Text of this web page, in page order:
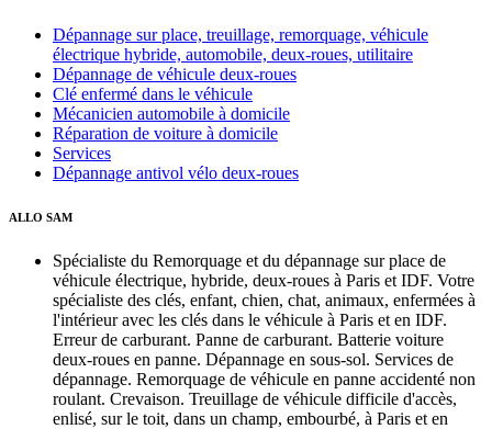
Dépannage sur place, treuillage, remorquage, véhicule
électrique hybride, automobile, deux-roues, utilitaire
Dépannage de véhicule deux-roues
Clé enfermé dans le véhicule
Mécanicien automobile à domicile
Réparation de voiture à domicile
Services
Dépannage antivol vélo deux-roues
ALLO SAM
Spécialiste du Remorquage et du dépannage sur place de
véhicule électrique, hybride, deux-roues à Paris et IDF. Votre
spécialiste des clés, enfant, chien, chat, animaux, enfermées à
l'intérieur avec les clés dans le véhicule à Paris et en IDF.
Erreur de carburant. Panne de carburant. Batterie voiture
deux-roues en panne. Dépannage en sous-sol. Services de
dépannage. Remorquage de véhicule en panne accidenté non
roulant. Crevaison. Treuillage de véhicule difficile d'accès,
enlisé, sur le toit, dans un champ, embourbé, à Paris et en